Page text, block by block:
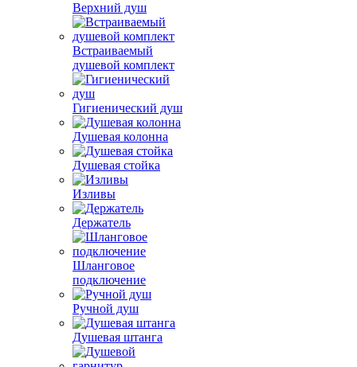
Верхний душ
Встраиваемый
душевой комплект
Гигиенический душ
Душевая колонна
Душевая стойка
Изливы
Держатель
Шланговое
подключение
Ручной душ
Душевая штанга